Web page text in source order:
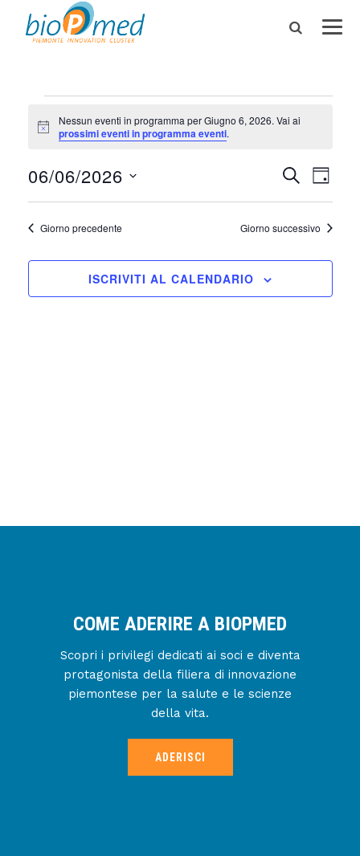
Eventi
Giugno
6,
2026
Notice
Nessun eventi in programma per Giugno 6, 2026. Vai ai
prossimi eventi in programma eventi.
Eventi
e
viste
CERCA
06/06/2026
data.
Giorno precedente Giorno successivo
ISCRIVITI AL CALENDARIO
COME ADERIRE A BIOPMED
Scopri i privilegi dedicati ai soci e diventa
protagonista della filiera di innovazione
piemontese per la salute e le scienze
della vita.
ADERISCI